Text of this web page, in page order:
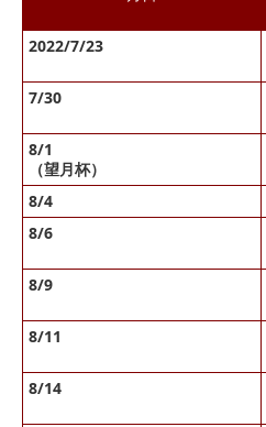
2022/7/23
7/30
8/1
（望月杯）
8/4
8/6
8/9
8/11
8/14